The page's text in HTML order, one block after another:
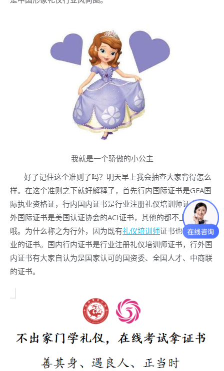
我就是一个骄傲的小公主
好了记住这个准则了吗？明天早上我会抽查大家背得怎么
样。在这个准则之下就好解释了，首先行内国际证书是GFA国
际执业资格证，行内国内证书是行业注册礼仪培训师证书。行
外国际证书是美国认证协会的ACI证书，其他的都不上数了
哦。为什么称之为行外，因为既有礼仪培训师证书也有其他行
业的证书。国内行内证书是行业注册礼仪培训师证书，行外国
内证书有大家自认为是国家认可的国资委、全国人才、中商联
的证书。